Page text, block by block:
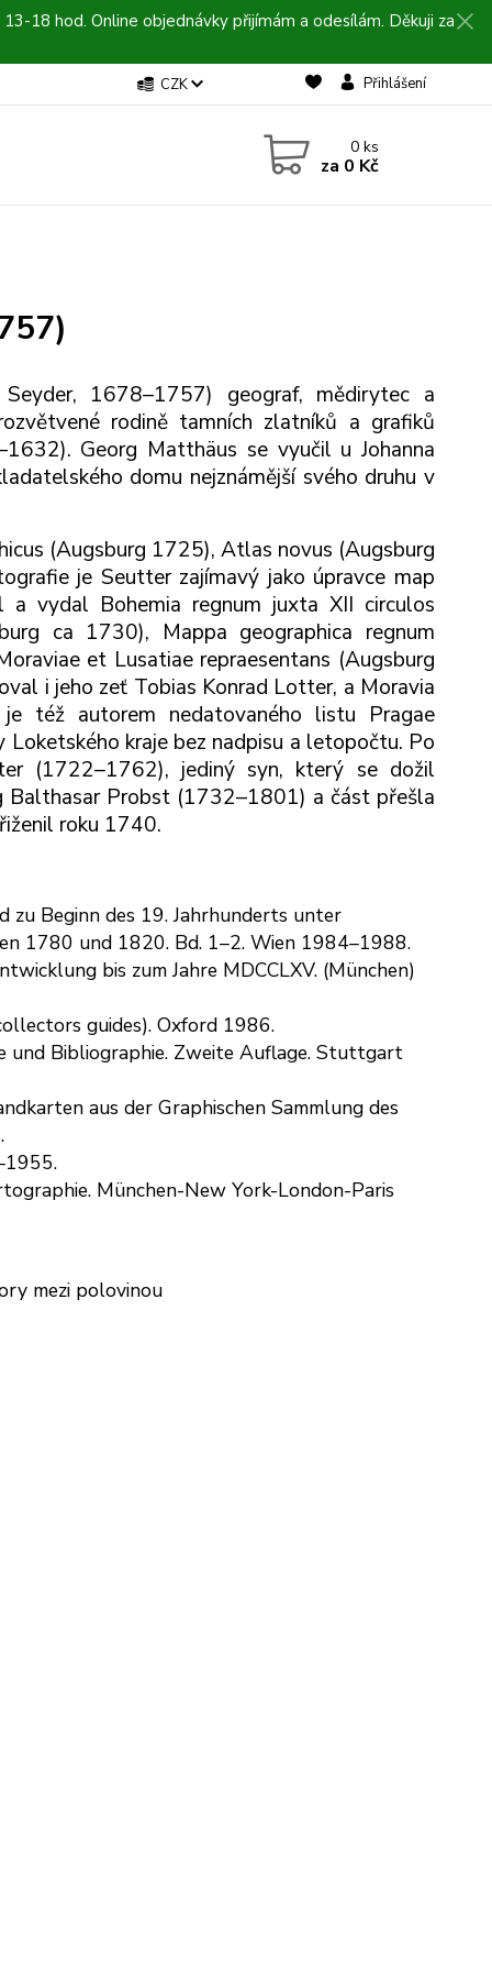
18 hod. Online objednávky přijímám a odesílám. Děkuji za
CZK Přihlášení
0ks
za 0 Kč
1678–1757) geograf, mědirytec a
rodině tamních zlatníků a grafiků
Georg Matthäus se vyučil u Johanna
domu nejznámější svého druhu v
(Augsburg 1725), Atlas novus (Augsburg
je Seutter zajímavý jako úpravce map
vydal Bohemia regnum juxta XII circulos
ca 1730), Mappa geographica regnum
et Lusatiae repraesentans (Augsburg
i jeho zeť Tobias Konrad Lotter, a Moravia
též autorem nedatovaného listu Pragae
kraje bez nadpisu a letopočtu. Po
(1722–1762), jediný syn, který se dožil
Balthasar Probst (1732–1801) a část přešla
roku 1740.
zu Beginn des 19. Jahrhunderts unter
1780 und 1820. Bd. 1–2. Wien 1984–1988.
bis zum Jahre MDCCLXV. (München)
guides). Oxford 1986.
und Bibliographie. Zweite Auflage. Stuttgart
aus der Graphischen Sammlung des
München-New York-London-Paris
mezi polovinou